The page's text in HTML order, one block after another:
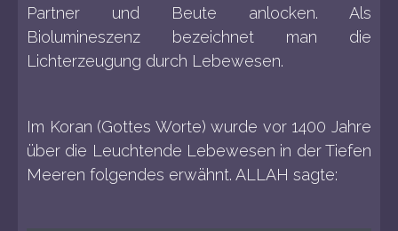
Partner und Beute anlocken. Als
Biolumineszenz bezeichnet man die
Lichterzeugung durch Lebewesen.
Im Koran (Gottes Worte) wurde vor 1400 Jahre
über die Leuchtende Lebewesen in der Tiefen
Meeren folgendes erwähnt. ALLAH sagte: